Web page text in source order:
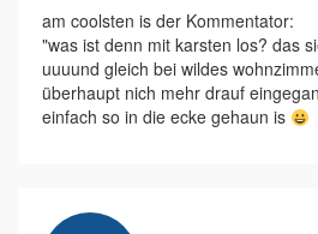
am coolsten is der Kommentator:
"was ist denn mit karsten los? das
uuuund gleich bei wildes
überhaupt nich mehr drauf
einfach so in die ecke gehaun is